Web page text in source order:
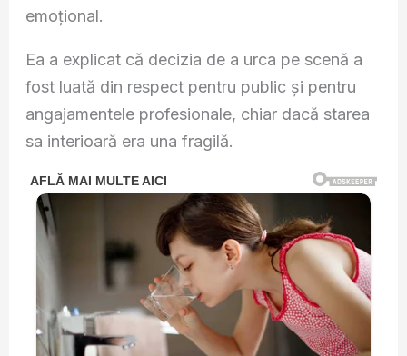
emoțional.
Ea a explicat că decizia de a urca pe scenă a
fost luată din respect pentru public și pentru
angajamentele profesionale, chiar dacă starea
sa interioară era una fragilă.